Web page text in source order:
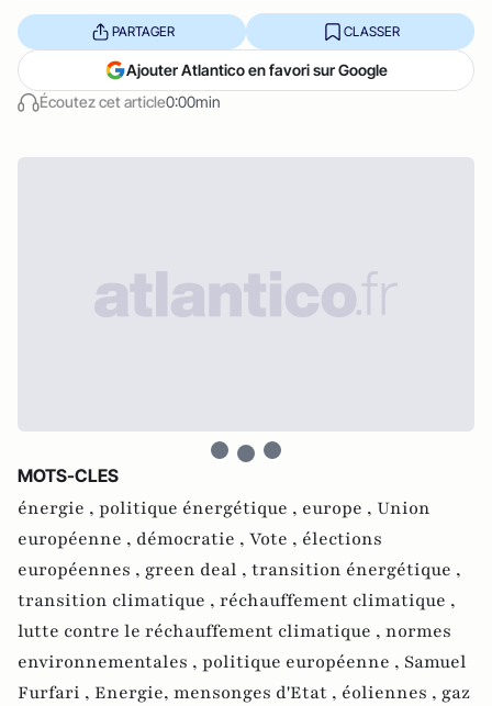
Écoutez cet article0:00min
PARTAGER CLASSER
Ajouter Atlantico en favori sur Google
MOTS-CLES
énergie , politique énergétique , europe , Union
européenne , démocratie , Vote , élections
européennes , green deal , transition énergétique ,
transition climatique , réchauffement climatique ,
lutte contre le réchauffement climatique , normes
environnementales , politique européenne , Samuel
Furfari , Energie, mensonges d'Etat , éoliennes , gaz